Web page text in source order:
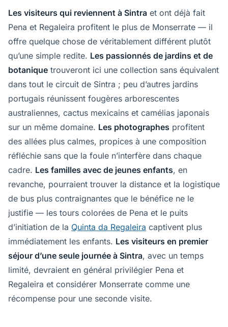
Les visiteurs qui reviennent à Sintra et ont déjà fait
Pena et Regaleira profitent le plus de Monserrate — il
offre quelque chose de véritablement différent plutôt
qu’une simple redite. Les passionnés de jardins et de
botanique trouveront ici une collection sans équivalent
dans tout le circuit de Sintra ; peu d’autres jardins
portugais réunissent fougères arborescentes
australiennes, cactus mexicains et camélias japonais
sur un même domaine. Les photographes profitent
des allées plus calmes, propices à une composition
réfléchie sans que la foule n’interfère dans chaque
cadre. Les familles avec de jeunes enfants, en
revanche, pourraient trouver la distance et la logistique
de bus plus contraignantes que le bénéfice ne le
justifie — les tours colorées de Pena et le puits
d’initiation de la Quinta da Regaleira captivent plus
immédiatement les enfants. Les visiteurs en premier
séjour d’une seule journée à Sintra, avec un temps
limité, devraient en général privilégier Pena et
Regaleira et considérer Monserrate comme une
récompense pour une seconde visite.